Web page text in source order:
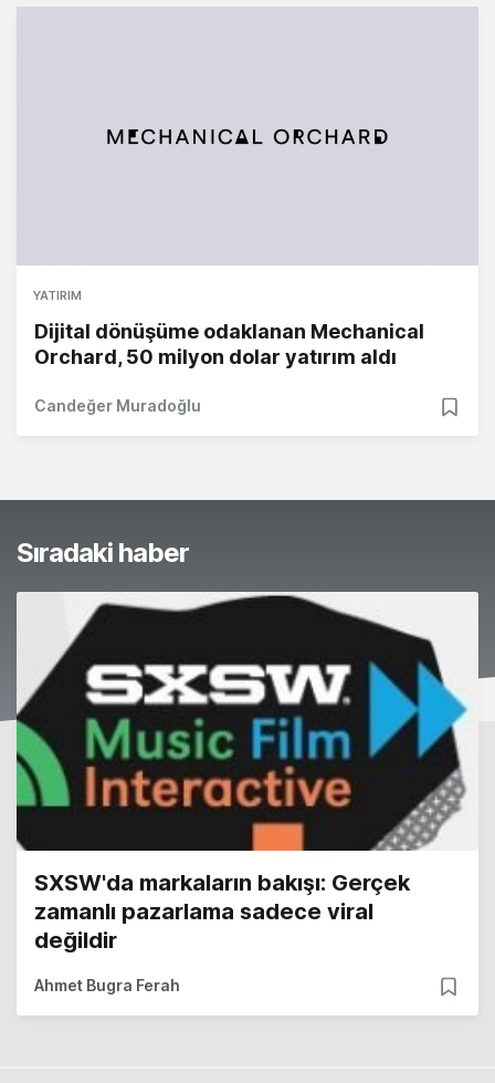
YATIRIM
Dijital dönüşüme odaklanan Mechanical
Orchard, 50 milyon dolar yatırım aldı
Candeğer Muradoğlu
Sıradaki haber
SXSW'da markaların bakışı: Gerçek
zamanlı pazarlama sadece viral
değildir
Ahmet Bugra Ferah